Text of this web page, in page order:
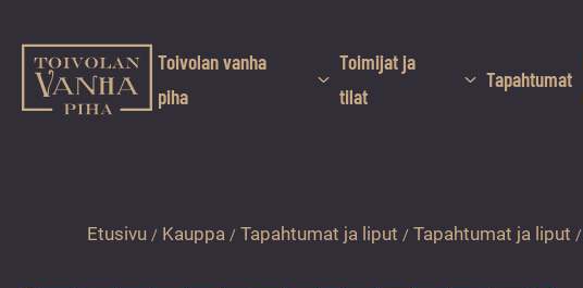
sisältöön
Toivolan vanha piha
Toivolan vanha
piha
Toimijat ja
tilat
Tapahtumat
Etusivu / Kauppa / Tapahtumat ja liput / Tapahtumat ja liput /